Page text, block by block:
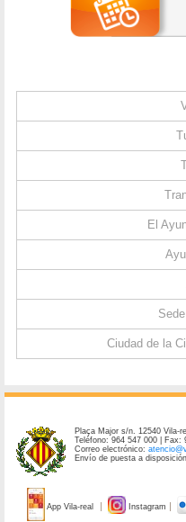
El
Ciudad de la
Plaça Major s/n. 12540 Vila-
Teléfono: 964 547 000 | Fax:
Correo electrónico:
Envío de puesta a
App Vila-real Instagram